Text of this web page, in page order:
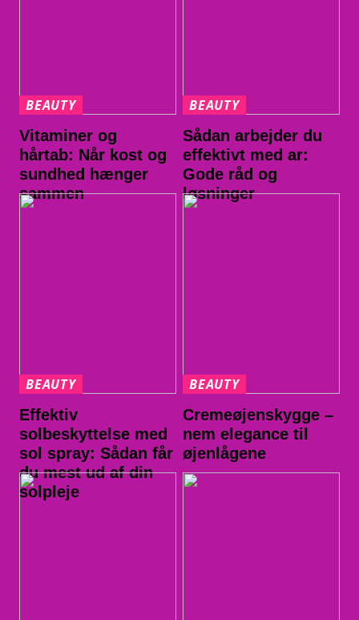
BEAUTY
Vitaminer og
hårtab: Når kost og
sundhed hænger
sammen
BEAUTY
Sådan arbejder du
effektivt med ar:
Gode råd og
løsninger
BEAUTY
Effektiv
solbeskyttelse med
sol spray: Sådan får
du mest ud af din
solpleje
BEAUTY
Cremeøjenskygge –
nem elegance til
øjenlågene